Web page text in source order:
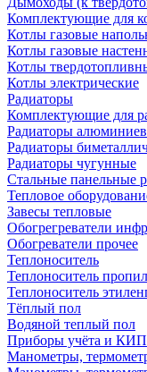
Комплектующие для
Котлы газовые
Котлы газовые
Котлы
Котлы электрические
Радиаторы
Комплектующие для
Радиаторы
Радиаторы
Радиаторы чугунные
Стальные панельные
Тепловое
Завесы тепловые
Обогрегреватели
Обогреватели прочее
Теплоноситель
Теплоноситель
Теплоноситель
Тёплый пол
Водяной теплый пол
Приборы учёта и КИП
Манометры,